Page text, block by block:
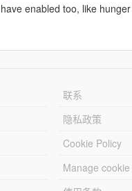
enabled too, like
联系
隐私政策
Cookie Policy
Manage